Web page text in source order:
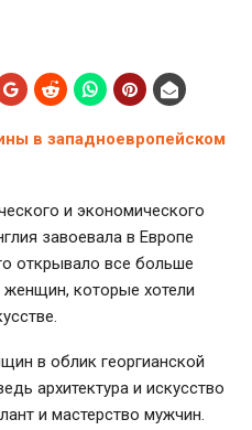
в западноевропейском
и экономического
завоевала в Европе
открывало все больше
которые хотели
в облик георгианской
архитектура и искусство
и мастерство мужчин.